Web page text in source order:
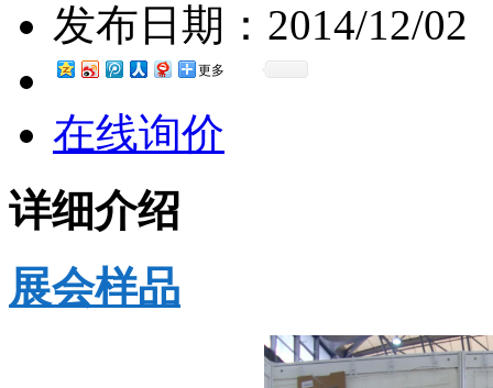
发布日期： 2014/12/02
更多
在线询价
详细介绍
展会样品